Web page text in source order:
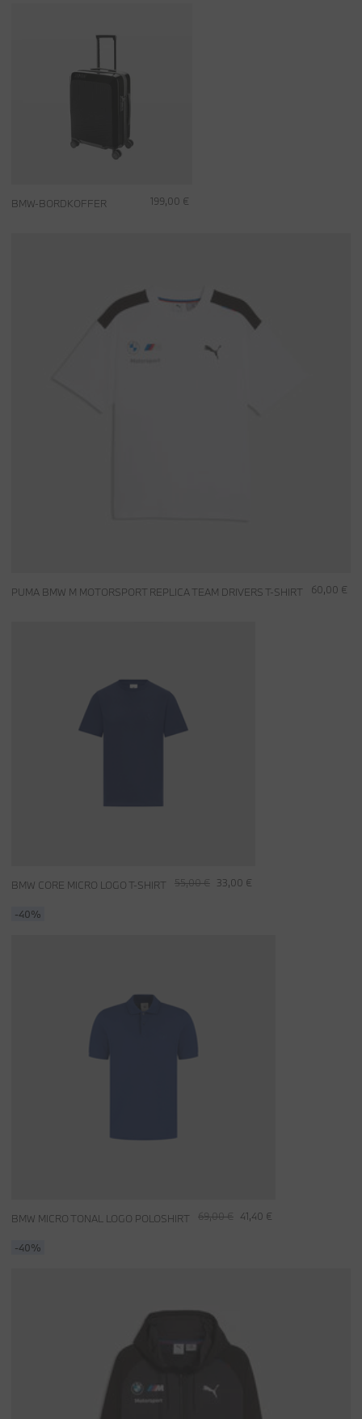
199,00 €
BMW-BORDKOFFER
60,00 €
PUMA BMW M MOTORSPORT REPLICA TEAM DRIVERS T-SHIRT
55,00 € 33,00 €
BMW CORE MICRO LOGO T-SHIRT
-40%
69,00 € 41,40 €
BMW MICRO TONAL LOGO POLOSHIRT
-40%